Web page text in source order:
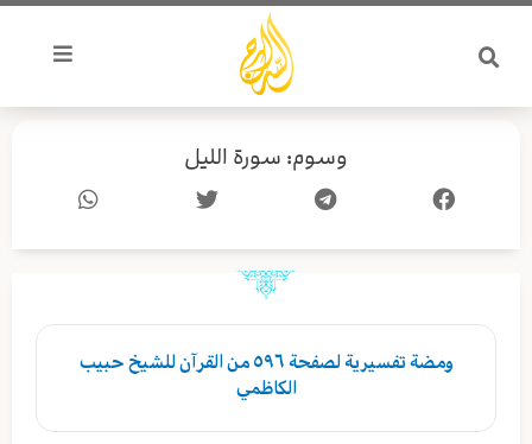
تخطي
المحتوى
وسوم: سورة الليل
ومضة تفسيرية لصفحة ٥٩٦ من القرآن للشيخ حبيب
الكاظمي